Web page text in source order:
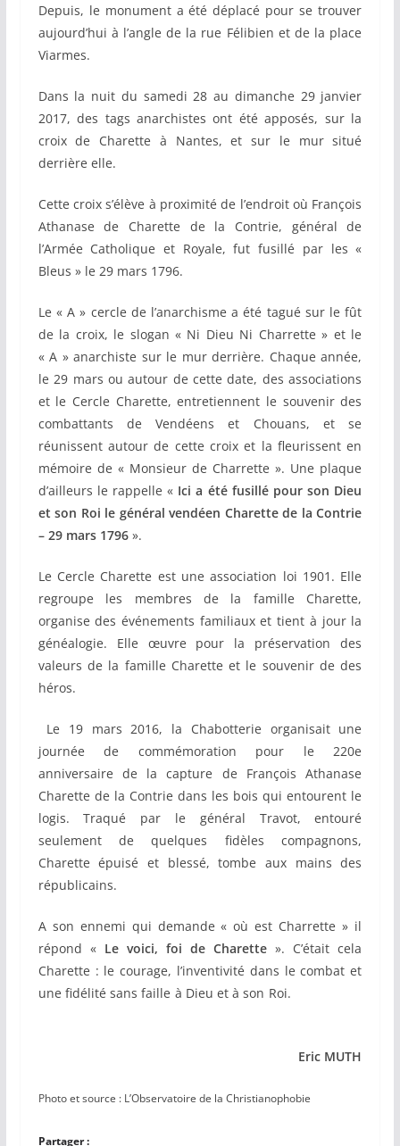
Depuis, le monument a été déplacé pour se trouver
aujourd’hui à l’angle de la rue Félibien et de la place
Viarmes.
Dans la nuit du samedi 28 au dimanche 29 janvier
2017, des tags anarchistes ont été apposés, sur la
croix de Charette à Nantes, et sur le mur situé
derrière elle.
Cette croix s’élève à proximité de l’endroit où François
Athanase de Charette de la Contrie, général de
l’Armée Catholique et Royale, fut fusillé par les «
Bleus » le 29 mars 1796.
Le « A » cercle de l’anarchisme a été tagué sur le fût
de la croix, le slogan « Ni Dieu Ni Charrette » et le
« A » anarchiste sur le mur derrière. Chaque année,
le 29 mars ou autour de cette date, des associations
et le Cercle Charette, entretiennent le souvenir des
combattants de Vendéens et Chouans, et se
réunissent autour de cette croix et la fleurissent en
mémoire de « Monsieur de Charrette ». Une plaque
d’ailleurs le rappelle « Ici a été fusillé pour son Dieu
et son Roi le général vendéen Charette de la Contrie
– 29 mars 1796».
Le Cercle Charette est une association loi 1901. Elle
regroupe les membres de la famille Charette,
organise des événements familiaux et tient à jour la
généalogie. Elle œuvre pour la préservation des
valeurs de la famille Charette et le souvenir de des
héros.
Le 19 mars 2016, la Chabotterie organisait une
journée de commémoration pour le 220e
anniversaire de la capture de François Athanase
Charette de la Contrie dans les bois qui entourent le
logis. Traqué par le général Travot, entouré
seulement de quelques fidèles compagnons,
Charette épuisé et blessé, tombe aux mains des
républicains.
A son ennemi qui demande « où est Charrette » il
répond « Le voici, foi de Charette ». C’était cela
Charette : le courage, l’inventivité dans le combat et
une fidélité sans faille à Dieu et à son Roi.
Eric MUTH
Photo et source : L’Observatoire de la Christianophobie
Partager :